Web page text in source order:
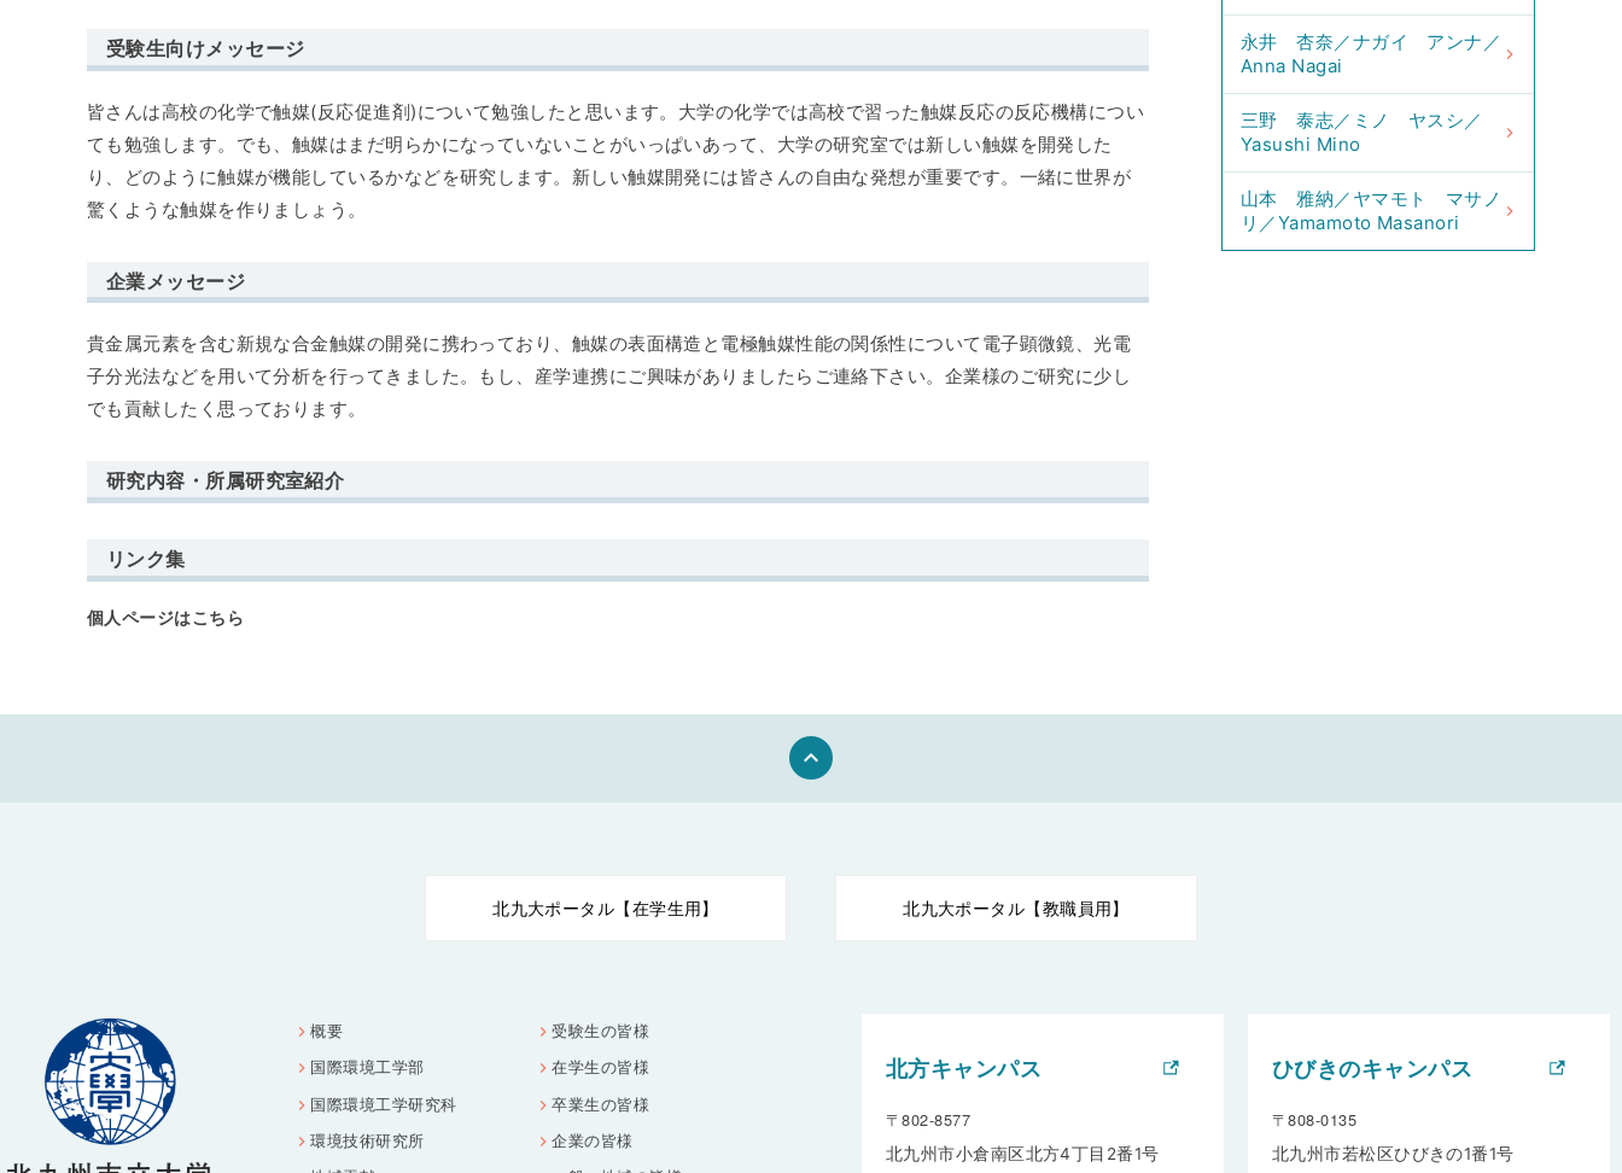
受験生向けメッセージ
皆さんは高校の化学で触媒(反応促進剤)について勉強したと思います。大学の化学では高校で習った触媒反応の反応機構につい
ても勉強します。でも、触媒はまだ明らかになっていないことがいっぱいあって、大学の研究室では新しい触媒を開発した
り、どのように触媒が機能しているかなどを研究します。新しい触媒開発には皆さんの自由な発想が重要です。一緒に世界が
驚くような触媒を作りましょう。
企業メッセージ
貴金属元素を含む新規な合金触媒の開発に携わっており、触媒の表面構造と電極触媒性能の関係性について電子顕微鏡、光電
子分光法などを用いて分析を行ってきました。もし、産学連携にご興味がありましたらご連絡下さい。企業様のご研究に少し
でも貢献したく思っております。
研究内容・所属研究室紹介
リンク集
個人ページはこちら
永井 杏奈／ナガイ アンナ／
Anna Nagai
三野 泰志／ミノ ヤスシ／
Yasushi Mino
山本 雅納／ヤマモト マサノ
リ／Yamamoto Masanori
keyboard_arrow_up
北九大ポータル【在学生用】 北九大ポータル【教職員用】
概要
国際環境工学部
国際環境工学研究科
環境技術研究所
受験生の皆様
在学生の皆様
卒業生の皆様
企業の皆様
北方キャンパス
〒802-8577
北九州市小倉南区北方4丁目2番1号
ひびきのキャンパス
〒808-0135
北九州市若松区ひびきの1番1号